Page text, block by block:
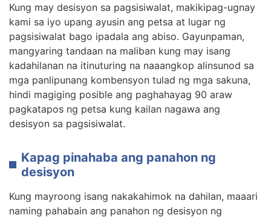
Kung may desisyon sa pagsisiwalat, makikipag-ugnay
kami sa iyo upang ayusin ang petsa at lugar ng
pagsisiwalat bago ipadala ang abiso. Gayunpaman,
mangyaring tandaan na maliban kung may isang
kadahilanan na itinuturing na naaangkop alinsunod sa
mga panlipunang kombensyon tulad ng mga sakuna,
hindi magiging posible ang paghahayag 90 araw
pagkatapos ng petsa kung kailan nagawa ang
desisyon sa pagsisiwalat.
Kapag pinahaba ang panahon ng
desisyon
Kung mayroong isang nakakahimok na dahilan, maaari
naming pahabain ang panahon ng desisyon ng